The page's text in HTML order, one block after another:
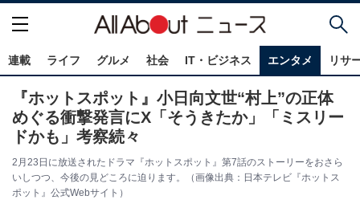
連載 ライフ グルメ 社会 IT・ビジネス エンタメ リサ
『ホットスポット』小日向文世“村上”の正体
めぐる衝撃発言にX「そうきたか」「ミスリー
ドかも」考察続々
2月23日に放送されたドラマ『ホットスポット』第7話のストーリーをおさら
いしつつ、今後の見どころに迫ります。（画像出典：日本テレビ『ホットス
ポット』公式Webサイト）